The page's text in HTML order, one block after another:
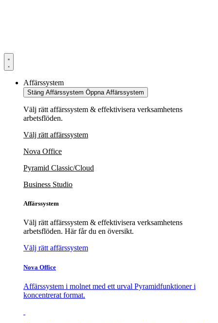
Affärssystem
Stäng Affärssystem Öppna Affärssystem
Välj rätt affärssystem & effektivisera verksamhetens
arbetsflöden.
Välj rätt affärssystem
Nova Office
Pyramid Classic/Cloud
Business Studio
Affärssystem
Välj rätt affärssystem & effektivisera verksamhetens
arbetsflöden. Här får du en översikt.
Välj rätt affärssystem
Nova Office
Affärssystem i molnet med ett urval Pyramidfunktioner i
koncentrerat format.